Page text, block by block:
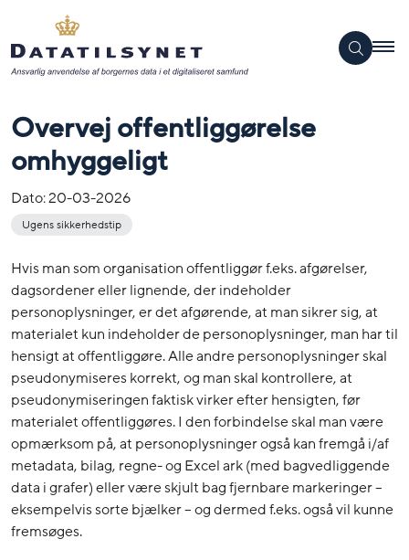
Overvej offentliggørelse
omhyggeligt
Dato:20-03-2026
Ugens sikkerhedstip
Hvis man som organisation offentliggør f.eks. afgørelser,
dagsordener eller lignende, der indeholder
personoplysninger, er det afgørende, at man sikrer sig, at
materialet kun indeholder de personoplysninger, man har til
hensigt at offentliggøre. Alle andre personoplysninger skal
pseudonymiseres korrekt, og man skal kontrollere, at
pseudonymiseringen faktisk virker efter hensigten, før
materialet offentliggøres. I den forbindelse skal man være
opmærksom på, at personoplysninger også kan fremgå i/af
metadata, bilag, regne- og Excel ark (med bagvedliggende
data i grafer) eller være skjult bag fjernbare markeringer –
eksempelvis sorte bjælker – og dermed f.eks. også vil kunne
fremsøges.